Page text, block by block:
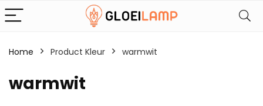
Home Product Kleur ‎warmwit
‎warmwit